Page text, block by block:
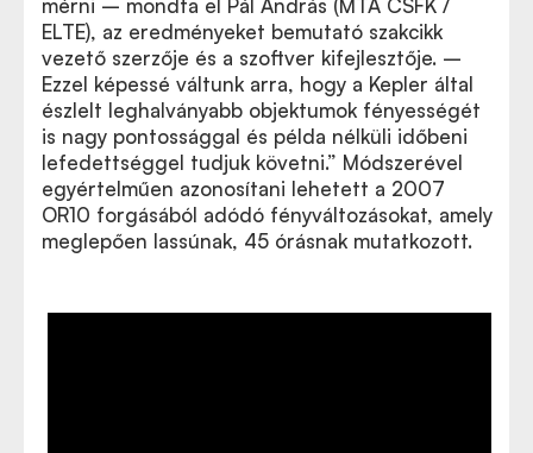
mérni – mondta el Pál András (MTA CSFK /
ELTE), az eredményeket bemutató szakcikk
vezető szerzője és a szoftver kifejlesztője. –
Ezzel képessé váltunk arra, hogy a Kepler által
észlelt leghalványabb objektumok fényességét
is nagy pontossággal és példa nélküli időbeni
lefedettséggel tudjuk követni.” Módszerével
egyértelműen azonosítani lehetett a 2007
OR10 forgásából adódó fényváltozásokat, amely
meglepően lassúnak, 45 órásnak mutatkozott.